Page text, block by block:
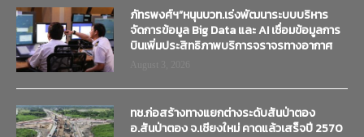
ภัทรพงศ์ฯ”หนุนบวท.เร่งพัฒนาระบบบริหาร
จัดการข้อมูล Big Data และ AI เชื่อมข้อมูลการ
บินเพิ่มประสิทธิภาพบริการจราจรทางอากาศ
ทช.ก่อสร้างทางแยกต่างระดับสันป่าตอง
อ.สันป่าตอง จ.เชียงใหม่ คาดแล้วเสร็จปี 2570